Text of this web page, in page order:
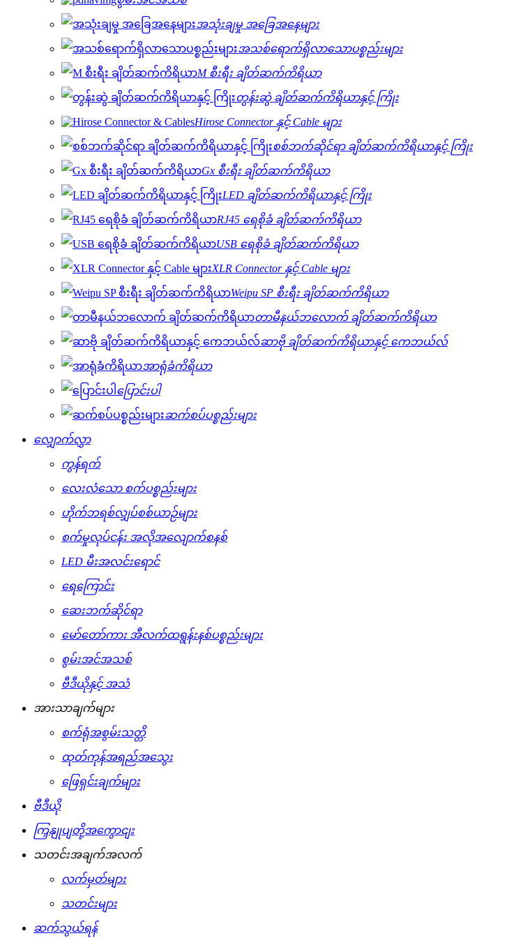
အသုံးချမှု အခြေအနေများ
အသစ်ရောက်ရှိလာသောပစ္စည်းများ
M စီးရီး ချိတ်ဆက်ကိရိယာ
တွန်းဆွဲ ချိတ်ဆက်ကိရိယာနှင့် ကြိုး
Hirose Connector နှင့် Cable များ
စစ်ဘက်ဆိုင်ရာ ချိတ်ဆက်ကိရိယာနှင့် ကြိုး
Gx စီးရီး ချိတ်ဆက်ကိရိယာ
LED ချိတ်ဆက်ကိရိယာနှင့် ကြိုး
RJ45 ရေစိုခံ ချိတ်ဆက်ကိရိယာ
USB ရေစိုခံ ချိတ်ဆက်ကိရိယာ
XLR Connector နှင့် Cable များ
Weipu SP စီးရီး ချိတ်ဆက်ကိရိယာ
တာမီနယ်ဘလောက် ချိတ်ဆက်ကိရိယာ
ဆာဗို ချိတ်ဆက်ကိရိယာနှင့် ကေဘယ်လ်
အာရုံခံကိရိယာ
ပြောင်းပါ
ဆက်စပ်ပစ္စည်းများ
လျှောက်လွှာ
ကွန်ရက်
လေးလံသော စက်ပစ္စည်းများ
ဟိုက်ဘရစ်လျှပ်စစ်ယာဉ်များ
စက်မှုလုပ်ငန်း အလိုအလျောက်စနစ်
LED မီးအလင်းရောင်
ရေကြောင်း
ဆေးဘက်ဆိုင်ရာ
မော်တော်ကား အီလက်ထရွန်းနစ်ပစ္စည်းများ
စွမ်းအင်အသစ်
ဗီဒီယိုနှင့် အသံ
အားသာချက်များ
စက်ရုံအစွမ်းသတ္တိ
ထုတ်ကုန်အရည်အသွေး
ဖြေရှင်းချက်များ
ဗီဒီယို
ကြှနျုပျတို့အကွောငျး
သတင်းအချက်အလက်
လက်မှတ်များ
သတင်းများ
ဆက်သွယ်ရန်